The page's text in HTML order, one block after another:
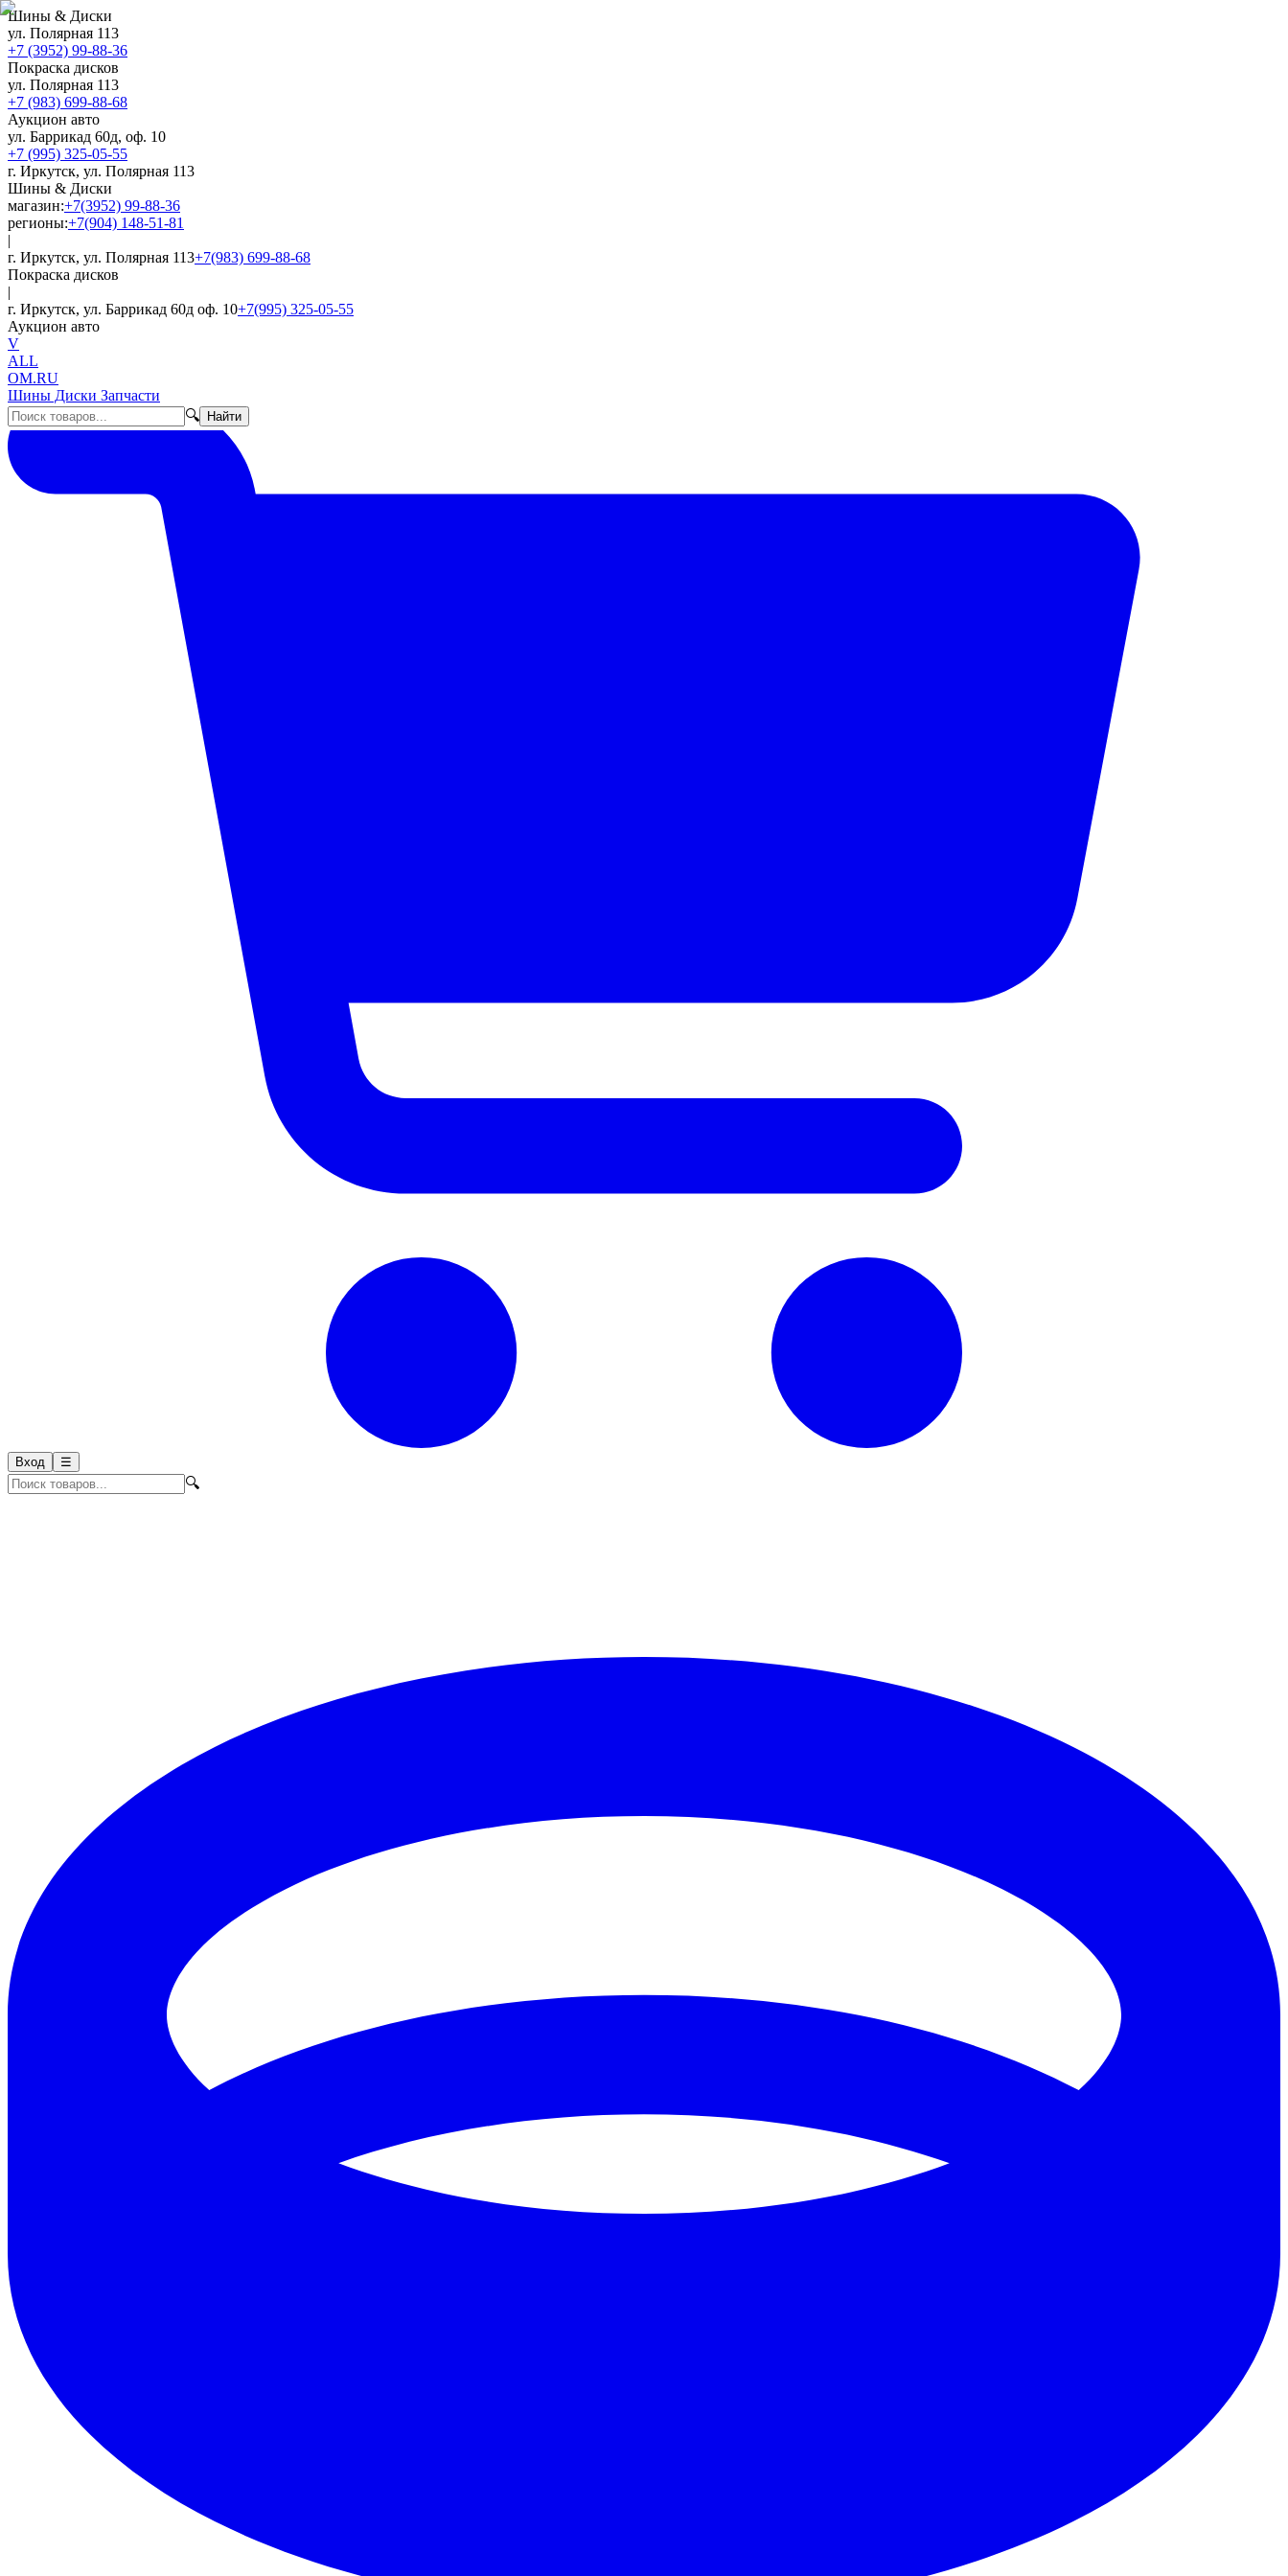
Шины & Диски
ул. Полярная 113
+7 (3952) 99-88-36
Покраска дисков
ул. Полярная 113
+7 (983) 699-88-68
Аукцион авто
ул. Баррикад 60д, оф. 10
+7 (995) 325-05-55
г. Иркутск, ул. Полярная 113
Шины & Диски
магазин:+7(3952) 99-88-36
регионы:+7(904) 148-51-81
|
г. Иркутск, ул. Полярная 113+7(983) 699-88-68
Покраска дисков
|
г. Иркутск, ул. Баррикад 60д оф. 10+7(995) 325-05-55
Аукцион авто
V
ALL
OM.RU
Шины Диски Запчасти
🔍
Найти
Вход ☰
🔍